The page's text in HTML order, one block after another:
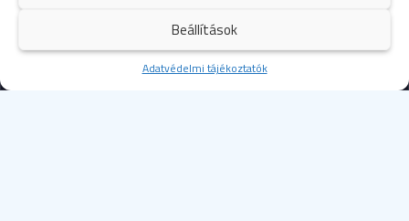
Beállítások
Adatvédelmi tájékoztatók
Kezdőoldal
107rendőrség